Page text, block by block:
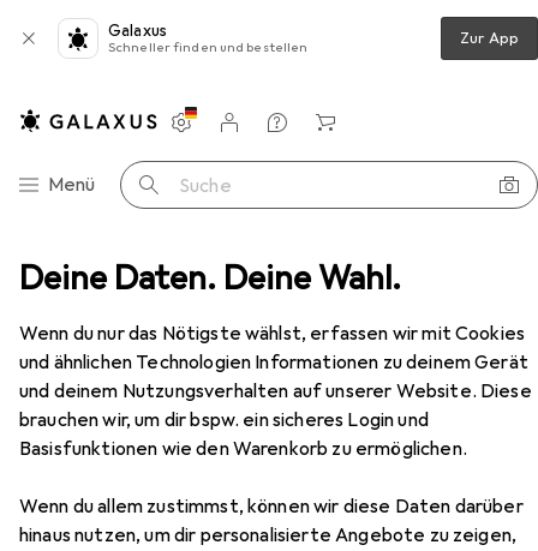
Deine Daten. Deine Wahl.
Wenn du nur das Nötigste wählst, erfassen wir mit Cookies
und ähnlichen Technologien Informationen zu deinem Gerät
und deinem Nutzungsverhalten auf unserer Website. Diese
brauchen wir, um dir bspw. ein sicheres Login und
Basisfunktionen wie den Warenkorb zu ermöglichen.
Wenn du allem zustimmst, können wir diese Daten darüber
hinaus nutzen, um dir personalisierte Angebote zu zeigen,
Galaxus
Schneller finden und bestellen Zur App
Navigation nach Kategorien
Menü Suche
Einstellungen
Kundenkonto
Vergleichslisten
Merklisten
Warenkorb
Kretschmer:Bastian oder Wie man aus ein
EUR
18,–
Kretschmer:Bastian oder Wie man aus
ein
Deutsch, Nils Kretschmer, 2024